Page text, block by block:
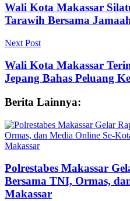
Wali Kota Makassar
Tarawih Bersama
Next Post
Wali Kota Makassar
Jepang Bahas Peluang
Berita Lainnya:
Makassar
Polrestabes Makassar
Bersama TNI, Ormas,
Makassar